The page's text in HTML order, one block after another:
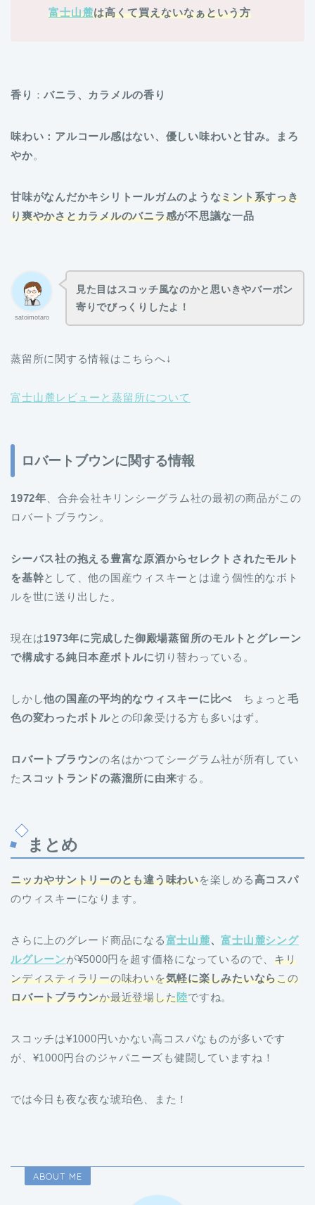
富士山麓は高くて買えないなぁという方
香り ：バニラ、カラメルの香り
味わい：アルコール感はない、優しい味わいと甘み。まろ
やか。
甘味がなんだかキシリトールガムのようなミント系すっき
り爽やかさとカラメルのバニラ感が不思議な一品
satoimotaro
見た目はスコッチ風なのかと思いきやバーボン
寄りでびっくりしたよ！
蒸留所に関する情報はこちらへ↓
富士山麓レビューと蒸留所について
ロバートブウンに関する情報
1972年 、合弁会社キリンシーグラム社の最初の商品がこの
ロバートブラウン。
シーバス社の抱える豊富な原酒からセレクトされたモルト
を基幹として、他の国産ウィスキーとは違う個性的なボト
ルを世に送り出した。
現在は1973年に完成した御殿場蒸留所のモルトとグレーン
で構成する純日本産ボトルに切り替わっている。
しかし他の国産の平均的なウィスキーに比べ ちょっと毛
色の変わったボトルとの印象受ける方も多いはず。
ロバートブラウンの名はかつてシーグラム社が所有してい
た スコットランドの蒸溜所に由来する。
まとめ
ニッカやサントリーのとも違う味わいを楽しめる高コスパ
のウィスキーになります。
さらに上のグレード商品になる富士山麓、富士山麓シング
ルグレーンが¥5000円を超す価格になっているので、 キリ
ンディスティラリーの味わいを気軽に楽しみたいならこの
ロバートブラウンか最近登場した陸ですね。
スコッチは¥1000円いかない高コスパなものが多いです
が、¥1000円台のジャパニーズも健闘していますね！
では今日も夜な夜な琥珀色、また！
ABOUT ME